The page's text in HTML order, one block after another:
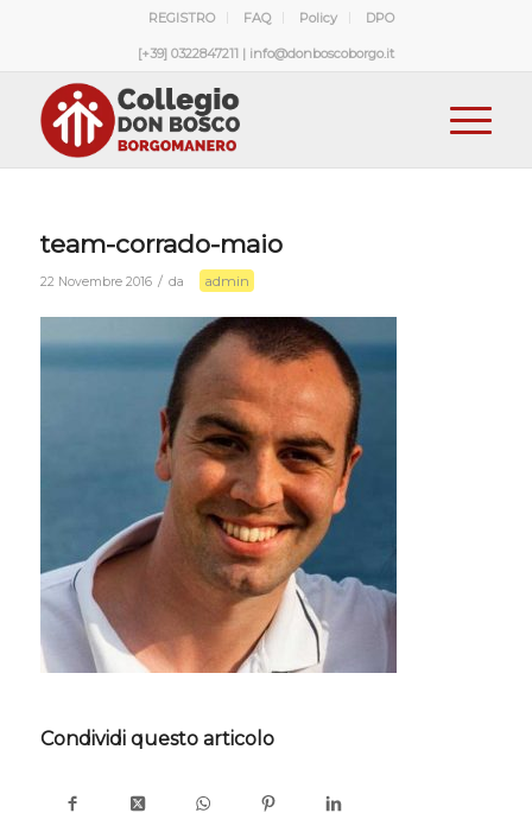
REGISTRO FAQ Policy DPO
[+39] 0322847211 | info@donboscoborgo.it
team-corrado-maio
22 Novembre 2016 / da admin
Condividi questo articolo